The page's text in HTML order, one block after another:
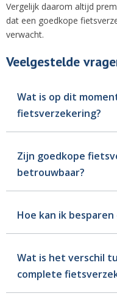
Vergelijk daarom altijd
dat een goedkope
verwacht.
Veelgestelde
Wat is op dit
fietsverzekering?
Zijn goedkope
betrouwbaar?
Hoe kan ik
Wat is het verschil
complete